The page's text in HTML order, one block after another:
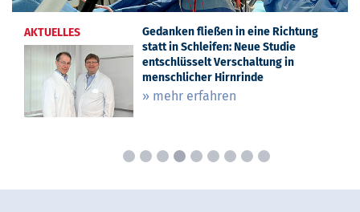
AKTUELLES
EvKB und Krankenhaus Mara
erhalten begehrte „stern“-Siegel:
EvKB erneut als bestes Krankenhaus
in OWL ausgezeichnet
» mehr erfahren
AKTUELLES
Europaweite Standards für
Hirntumor-Operationen: EvKB-
Neurochirurg gestaltet
internationale Richtlinie maßgeblich
mit
AKTUELLES
„Vierundzwanzigsieben“ – Neuer
Klinik-Podcast aus Bielefeld:
Mitarbeitende geben spannende
Einblicke
» mehr erfahren
AKTUELLES
Gedanken fließen in eine Richtung
statt in Schleifen: Neue Studie
entschlüsselt Verschaltung in
menschlicher Hirnrinde
» mehr erfahren
AKTUELLES
Plötzlich verwirrt im Krankenhaus:
EvKB weitet Delirprävention aus
» mehr erfahren
AKTUELLES
Wiederwahl: Neurochirurg Matthias
Simon an Spitze europäischer
Fachgesellschaft
» mehr erfahren
AKTUELLES
Professur für Matthias Simon am
Universitätsklinikum OWL
» mehr erfahren
AKTUELLES
Prof. Matthias Simon zum
Sektionschef gewählt: Experte aus
dem EvKB sitzt in der Spitze der EANS
» mehr erfahren